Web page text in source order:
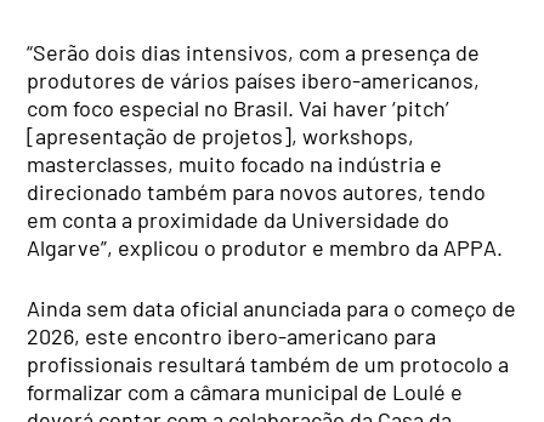
“Serão dois dias intensivos, com a presença de
produtores de vários países ibero-americanos,
com foco especial no Brasil. Vai haver ‘pitch’
[apresentação de projetos], workshops,
masterclasses, muito focado na indústria e
direcionado também para novos autores, tendo
em conta a proximidade da Universidade do
Algarve”, explicou o produtor e membro da APPA.
Ainda sem data oficial anunciada para o começo de
2026, este encontro ibero-americano para
profissionais resultará também de um protocolo a
formalizar com a câmara municipal de Loulé e